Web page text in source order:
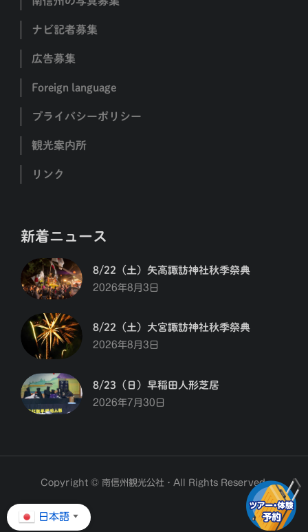
ナビ記者募集
広告募集
Foreign language
プライバシーポリシー
観光案内所
リンク
新着ニュース
8/22（土）矢高諏訪神社秋季祭典
2026年8月3日
8/22（土）大宮諏訪神社秋季祭典
2026年8月3日
8/23（日）早稲田人形芝居
2026年7月30日
Copyright © 南信州観光公社・All Rights Reserved.
日本語 ▼